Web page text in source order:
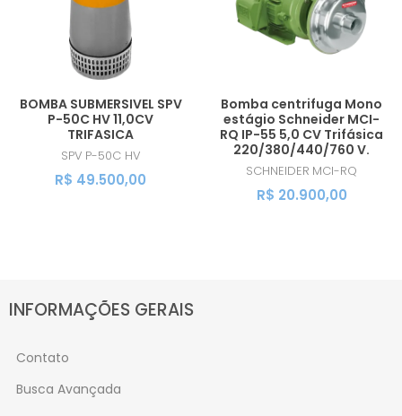
BOMBA SUBMERSIVEL SPV
P-50C HV 11,0CV
TRIFASICA
SPV P-50C HV
R$ 49.500,00
Bomba centrifuga Mono
estágio Schneider MCI-
RQ IP-55 5,0 CV Trifásica
220/380/440/760 V.
SCHNEIDER MCI-RQ
R$ 20.900,00
INFORMAÇÕES GERAIS
Contato
Busca Avançada